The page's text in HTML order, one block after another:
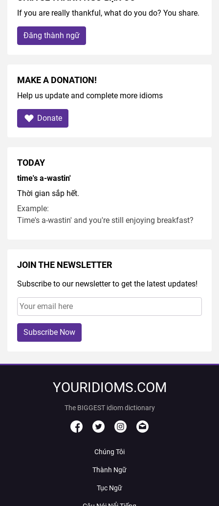
If you are really thankful, what do you do? You share.
Đăng thành ngữ
MAKE A DONATION!
Help us update and complete more idioms
Donate
TODAY
time's a-wastin'
Thời gian sắp hết.
Example:
Time's a-wastin' and you're still enjoying breakfast?
JOIN THE NEWSLETTER
Subscribe to our newsletter to get the latest updates!
Subscribe Now
YOURIDIOMS.COM
The BIGGEST idiom dictionary
Chúng Tôi
Thành Ngữ
Tục Ngữ